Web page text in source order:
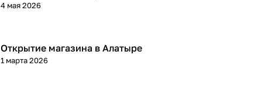
4 мая 2026
Открытие магазина в Алатыре
1 марта 2026